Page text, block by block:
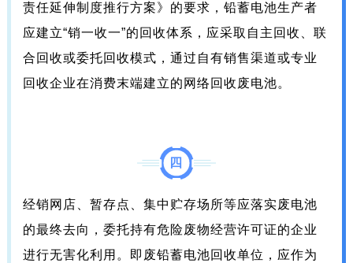
责任延伸制度推行方案》的要求，铅蓄电池生产者
应建立“销一收一”的回收体系，应采取自主回收、联
合回收或委托回收模式，通过自有销售渠道或专业
回收企业在消费末端建立的网络回收废电池。
四
经销网店、暂存点、集中贮存场所等应落实废电池
的最终去向，委托持有危险废物经营许可证的企业
进行无害化利用。即废铅蓄电池回收单位，应作为